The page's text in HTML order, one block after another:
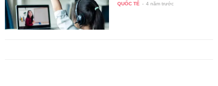
QUỐC TẾ - 4 năm trước